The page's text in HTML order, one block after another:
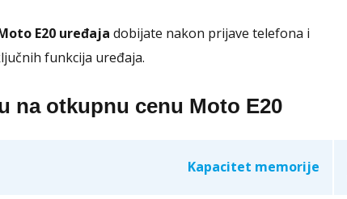
E20 uređaja dobijate nakon prijave telefona i
funkcija uređaja.
na otkupnu cenu Moto E20
Kapacitet memorije